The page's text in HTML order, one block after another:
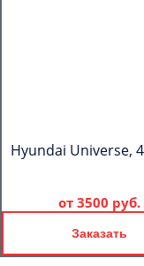
Hyundai Universe,
от 3500 руб.
Заказать